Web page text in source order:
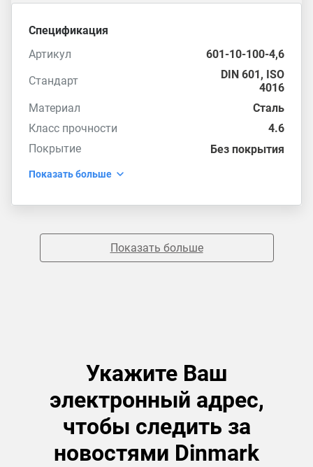
Спецификация
Артикул
601-10-100-4,6
Стандарт
DIN 601, ISO
4016
Материал
Сталь
Класс прочности
4.6
Покрытие
Без покрытия
Показать больше
Показать больше
Укажите Ваш
электронный адрес,
чтобы следить за
новостями Dinmark